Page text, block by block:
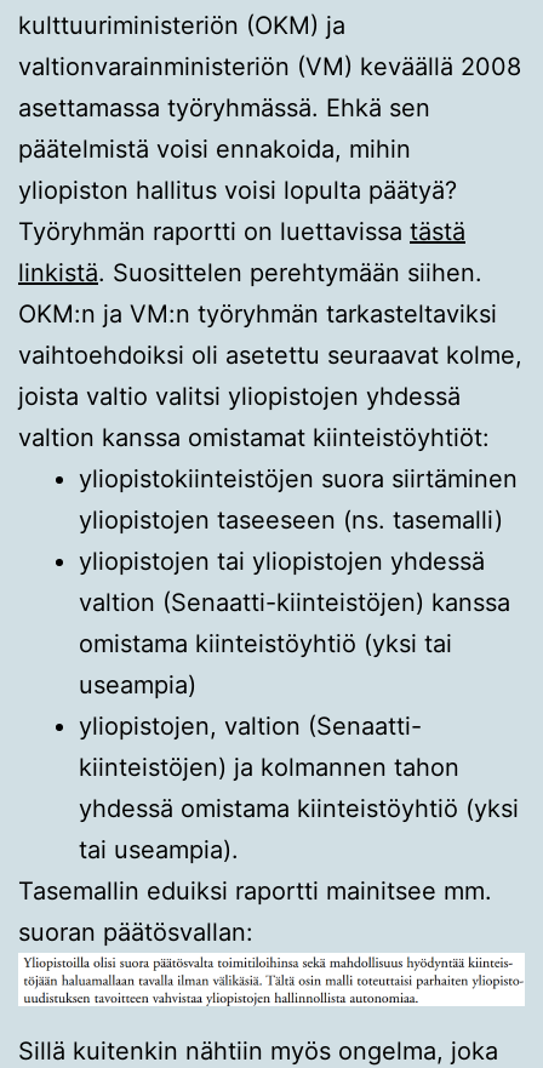
kulttuuriministeriön (OKM) ja
valtionvarainministeriön (VM) keväällä 2008
asettamassa työryhmässä. Ehkä sen
päätelmistä voisi ennakoida, mihin
yliopiston hallitus voisi lopulta päätyä?
Työryhmän raportti on luettavissa tästä
linkistä. Suosittelen perehtymään siihen.
OKM:n ja VM:n työryhmän tarkasteltaviksi
vaihtoehdoiksi oli asetettu seuraavat kolme,
joista valtio valitsi yliopistojen yhdessä
valtion kanssa omistamat kiinteistöyhtiöt:
yliopistokiinteistöjen suora siirtäminen
yliopistojen taseeseen (ns. tasemalli)
yliopistojen tai yliopistojen yhdessä
valtion (Senaatti-kiinteistöjen) kanssa
omistama kiinteistöyhtiö (yksi tai
useampia)
yliopistojen, valtion (Senaatti-
kiinteistöjen) ja kolmannen tahon
yhdessä omistama kiinteistöyhtiö (yksi
tai useampia).
Tasemallin eduiksi raportti mainitsee mm.
suoran päätösvallan:
Sillä kuitenkin nähtiin myös ongelma, joka